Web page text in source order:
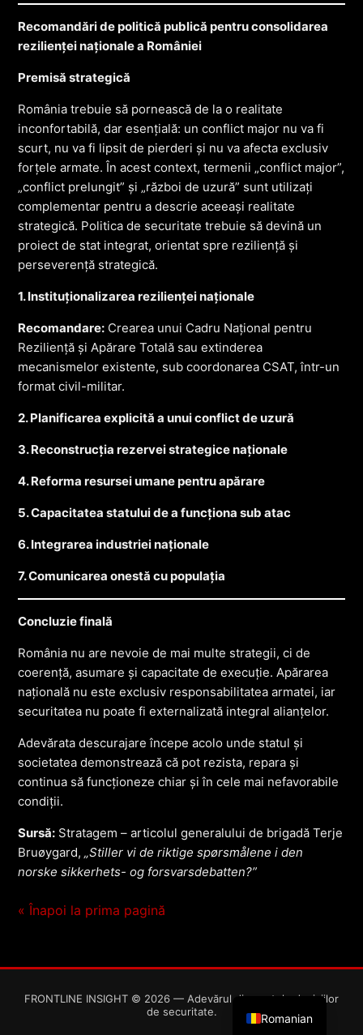
Recomandări de politică publică pentru consolidarea
rezilienței naționale a României
Premisă strategică
România trebuie să pornească de la o realitate
inconfortabilă, dar esențială: un conflict major nu va fi
scurt, nu va fi lipsit de pierderi și nu va afecta exclusiv
forțele armate. În acest context, termenii „conflict major”,
„conflict prelungit” și „război de uzură” sunt utilizați
complementar pentru a descrie aceeași realitate
strategică. Politica de securitate trebuie să devină un
proiect de stat integrat, orientat spre reziliență și
perseverență strategică.
1. Instituționalizarea rezilienței naționale
Recomandare: Crearea unui Cadru Național pentru
Reziliență și Apărare Totală sau extinderea
mecanismelor existente, sub coordonarea CSAT, într-un
format civil-militar.
2. Planificarea explicită a unui conflict de uzură
3. Reconstrucția rezervei strategice naționale
4. Reforma resursei umane pentru apărare
5. Capacitatea statului de a funcționa sub atac
6. Integrarea industriei naționale
7. Comunicarea onestă cu populația
Concluzie finală
România nu are nevoie de mai multe strategii, ci de
coerență, asumare și capacitate de execuție. Apărarea
națională nu este exclusiv responsabilitatea armatei, iar
securitatea nu poate fi externalizată integral alianțelor.
Adevărata descurajare începe acolo unde statul și
societatea demonstrează că pot rezista, repara și
continua să funcționeze chiar și în cele mai nefavorabile
condiții.
Sursă: Stratagem – articolul generalului de brigadă Terje
Bruøygard,„Stiller vi de riktige spørsmålene i den
norske sikkerhets- og forsvarsdebatten?”
« Înapoi la prima pagină
FRONTLINE INSIGHT © 2026 — Adevărul din spatele deciziilor
de securitate.
Romanian
English